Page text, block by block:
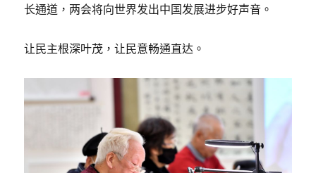
长通道，两会将向世界发出中国发展进步好声音。
让民主根深叶茂，让民意畅通直达。